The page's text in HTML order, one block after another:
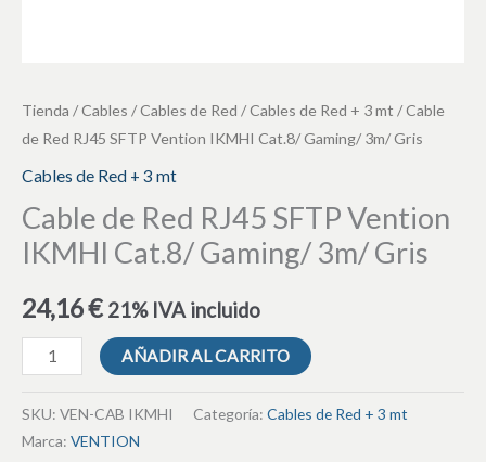
Tienda /Cables /Cables de Red /Cables de Red + 3 mt / Cable
de Red RJ45 SFTP Vention IKMHI Cat.8/ Gaming/ 3m/ Gris
Cables de Red + 3 mt
Cable de Red RJ45 SFTP Vention
IKMHI Cat.8/ Gaming/ 3m/ Gris
24,16€ 21% IVA incluido
AÑADIR AL CARRITO
SKU: VEN-CAB IKMHI Categoría: Cables de Red + 3 mt
Marca: VENTION